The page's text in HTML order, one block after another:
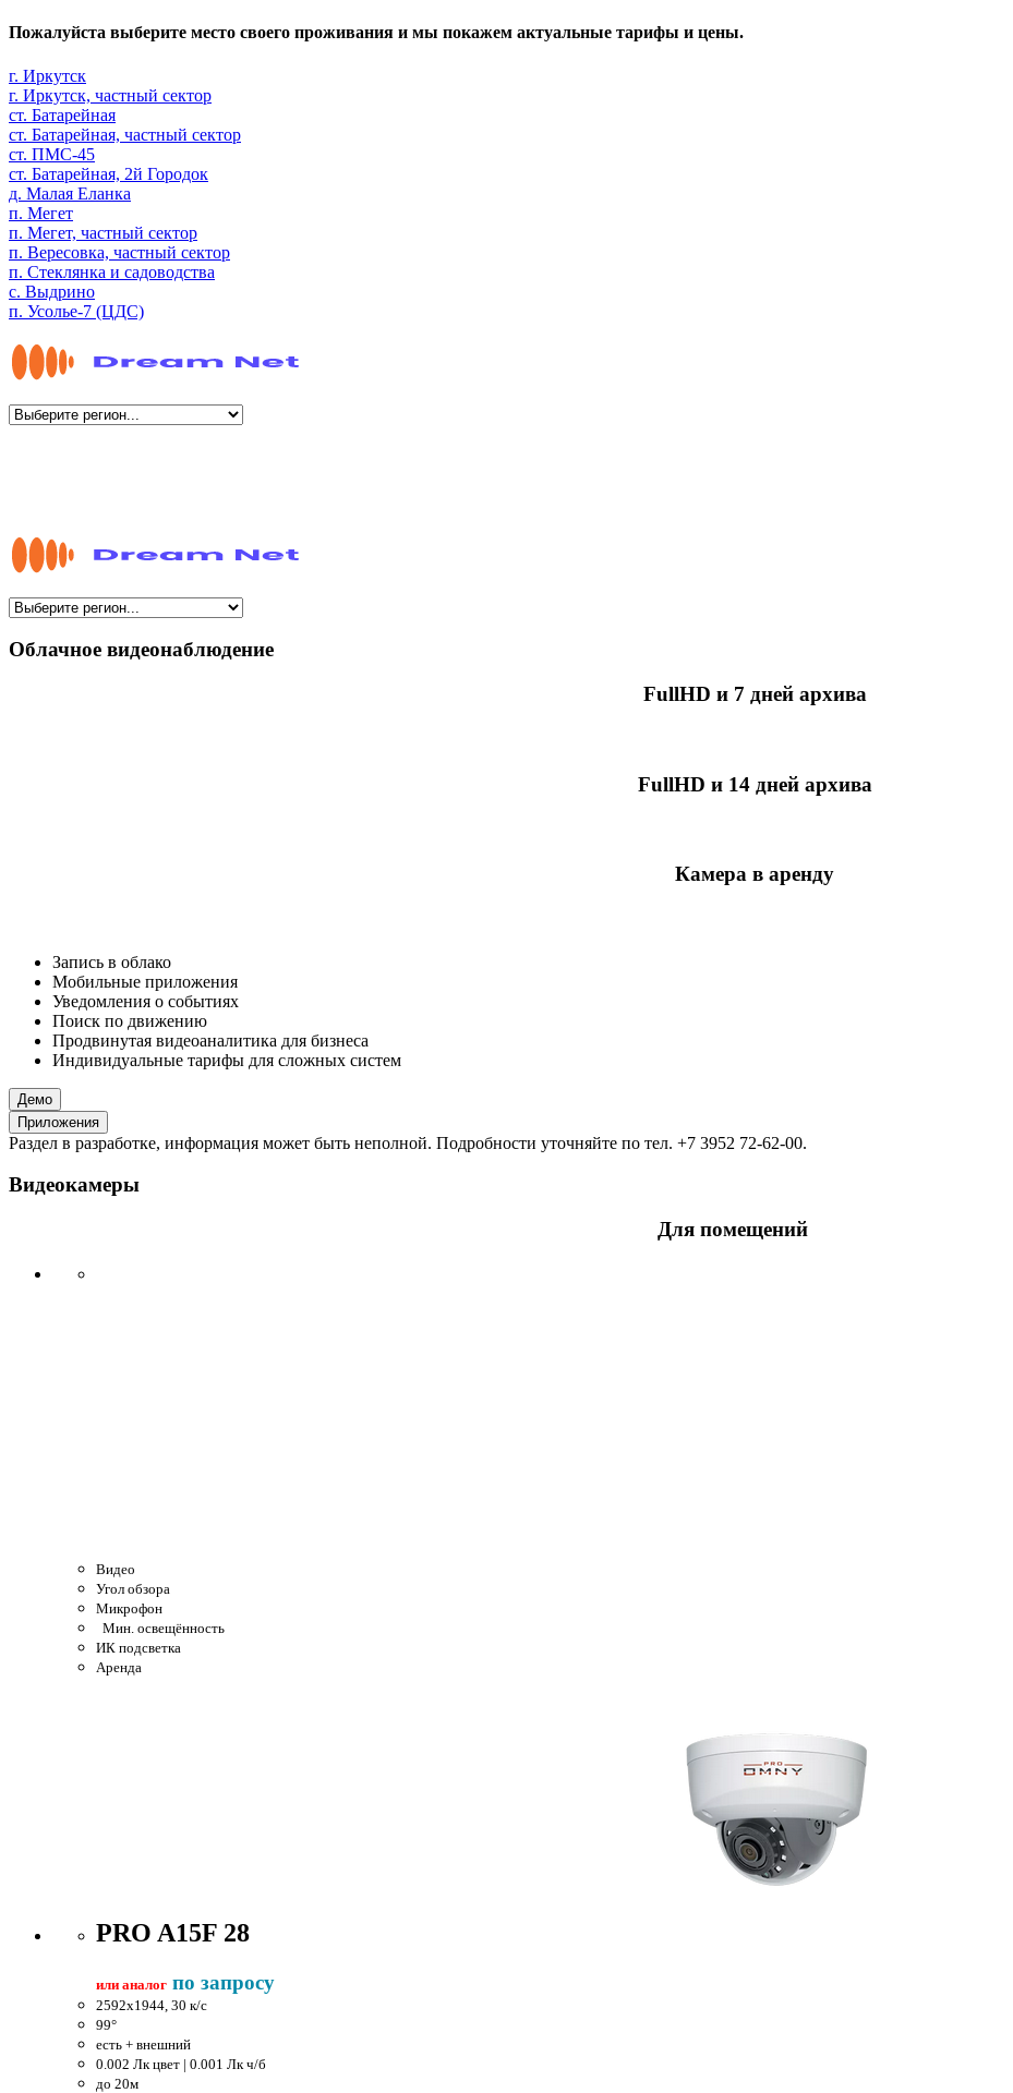
Пожалуйста выберите место своего проживания и мы покажем актуальные тарифы и цены.
г. Иркутск
г. Иркутск, частный сектор
ст. Батарейная
ст. Батарейная, частный сектор
ст. ПМС-45
ст. Батарейная, 2й Городок
д. Малая Еланка
п. Мегет
п. Мегет, частный сектор
п. Вересовка, частный сектор
п. Стеклянка и садоводства
с. Выдрино
п. Усолье-7 (ЦДС)
Облачное видеонаблюдение
FullHD и 7 дней архива
FullHD и 14 дней архива
Камера в аренду
Запись в облако
Мобильные приложения
Уведомления о событиях
Поиск по движению
Продвинутая видеоаналитика для бизнеса
Индивидуальные тарифы для сложных систем
Демо
Приложения
Раздел в разработке, информация может быть неполной. Подробности уточняйте по тел. +7 3952 72-62-00.
Видеокамеры
Для помещений
Видео
Угол обзора
Микрофон
Мин. освещённость
ИК подсветка
Аренда
PRO A15F 28
или аналог по запросу
2592x1944, 30 к/c
99°
есть + внешний
0.002 Лк цвет | 0.001 Лк ч/б
до 20м